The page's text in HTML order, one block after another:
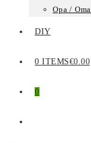
Opa / Oma
DIY
0 ITEMS€0.00
0